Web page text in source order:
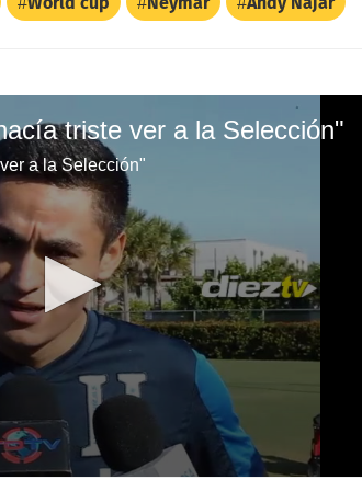
triste ver a la Selección"
a la Selección"